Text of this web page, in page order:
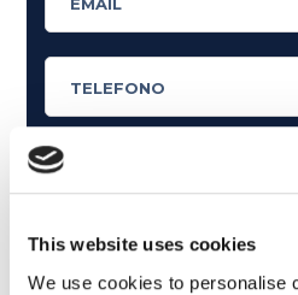
This website uses cookies
We use cookies to personalise
Cosa ti piace leggere?
Articoli dedicati alla